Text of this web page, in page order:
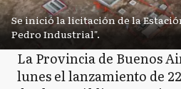
Se inició la licitación de la
Pedro Industrial".
La Provincia de Buenos
lunes el lanzamiento de